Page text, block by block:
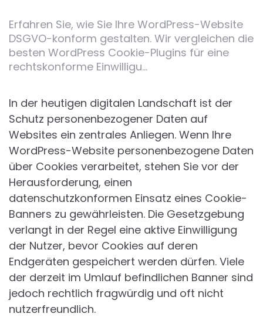
Erfahren Sie, wie Sie Ihre WordPress-Website
DSGVO-konform gestalten. Wir vergleichen die
besten WordPress Cookie-Plugins für eine
rechtskonforme Einwilligu…
In der heutigen digitalen Landschaft ist der
Schutz personenbezogener Daten auf
Websites ein zentrales Anliegen. Wenn Ihre
WordPress-Website personenbezogene Daten
über Cookies verarbeitet, stehen Sie vor der
Herausforderung, einen
datenschutzkonformen Einsatz eines Cookie-
Banners zu gewährleisten. Die Gesetzgebung
verlangt in der Regel eine aktive Einwilligung
der Nutzer, bevor Cookies auf deren
Endgeräten gespeichert werden dürfen. Viele
der derzeit im Umlauf befindlichen Banner sind
jedoch rechtlich fragwürdig und oft nicht
nutzerfreundlich.